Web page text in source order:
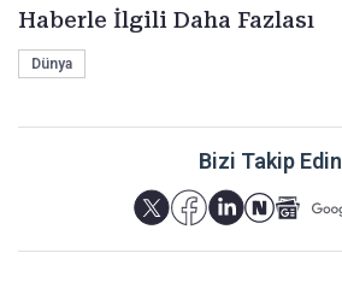
Haberle İlgili Daha Fazlası
Dünya
Bizi Takip Edin